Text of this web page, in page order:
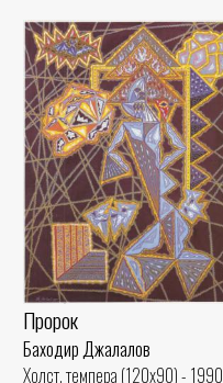
Пророк
Баходир Джалалов
Холст, темпера (120x90) - 1990